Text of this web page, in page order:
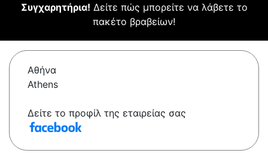
Συγχαρητήρια! Δείτε πώς μπορείτε να λάβετε το
πακέτο βραβείων!
Αθήνα
Athens
Δείτε το προφίλ της εταιρείας σας